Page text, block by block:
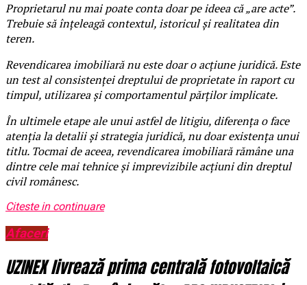
Proprietarul nu mai poate conta doar pe ideea că „are acte”.
Trebuie să înțeleagă contextul, istoricul și realitatea din
teren.
Revendicarea imobiliară nu este doar o acțiune juridică. Este
un test al consistenței dreptului de proprietate în raport cu
timpul, utilizarea și comportamentul părților implicate.
În ultimele etape ale unui astfel de litigiu, diferența o face
atenția la detalii și strategia juridică, nu doar existența unui
titlu. Tocmai de aceea, revendicarea imobiliară rămâne una
dintre cele mai tehnice și imprevizibile acțiuni din dreptul
civil românesc.
Citeste in continuare
Afaceri
UZINEX livrează prima centrală fotovoltaică